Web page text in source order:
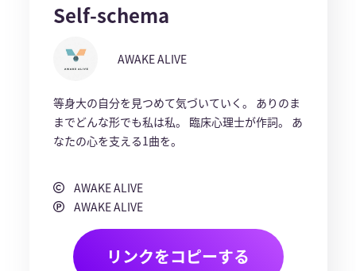
Self-schema
AWAKE ALIVE
等身大の自分を見つめて気づいていく。 ありのま
までどんな形でも私は私。 臨床心理士が作詞。 あ
なたの心を支える1曲を。
AWAKE ALIVE
AWAKE ALIVE
リンクをコピーする